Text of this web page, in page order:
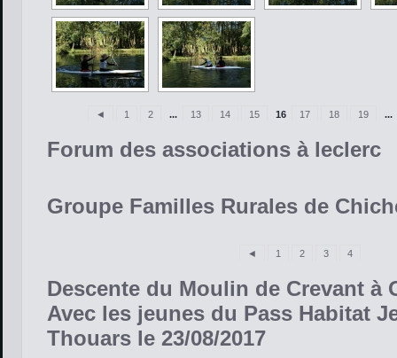
◄ 1 2 ... 13 14 15 16 17 18 19 ...
Forum des associations à leclerc
Groupe Familles Rurales de
◄ 1 2 3 4
Descente du Moulin de Crevant à
Avec les jeunes du Pass Habitat
Thouars le 23/08/2017